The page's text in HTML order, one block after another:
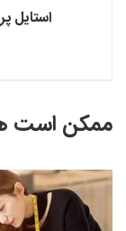
استایل
ممکن است